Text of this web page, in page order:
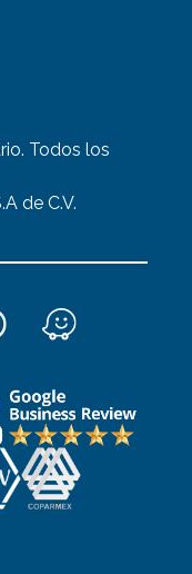
Todos los
de C.V.